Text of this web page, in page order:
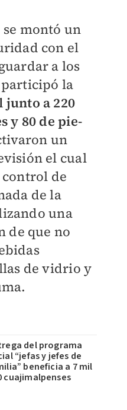
se montó un
con el
a los
participó la
junto a 220
y 80 de pie-
un
el cual
de
de la
una
de que no
de vidrio y
del programa
“jefas y jefes de
beneficia a 7 mil
cuajimalpenses